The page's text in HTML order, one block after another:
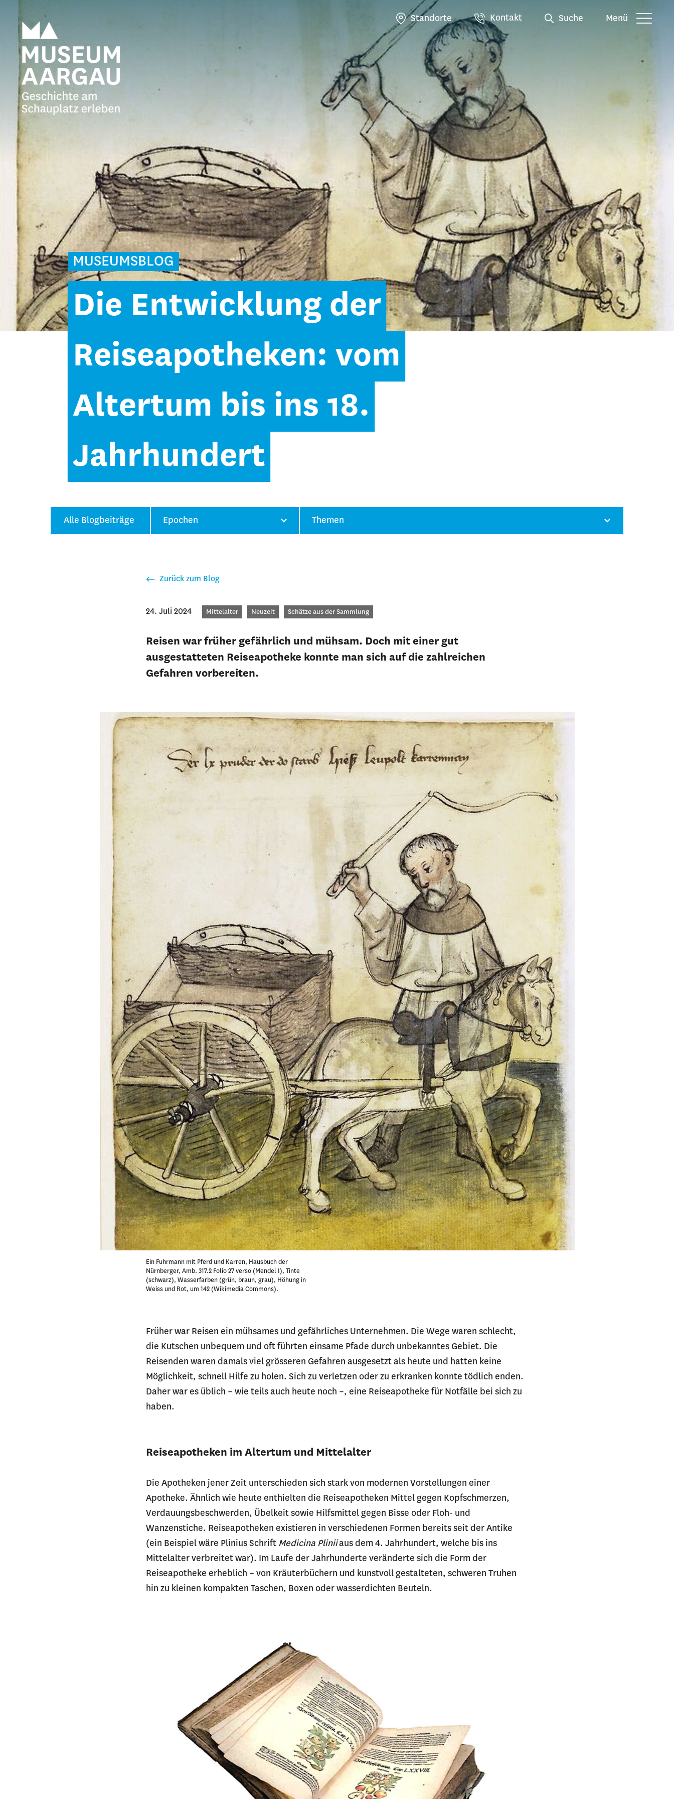
Standorte Kontakt Suche Menü
MUSEUMSBLOG
Die Entwicklung der
Reiseapotheken: vom
Altertum bis ins 18.
Jahrhundert
Alle Blogbeiträge Epochen Themen
Zurück zum Blog
24. Juli 2024 Kategorien
Mittelalter Neuzeit Schätze aus der Sammlung
Reisen war früher gefährlich und mühsam. Doch mit einer gut
ausgestatteten Reiseapotheke konnte man sich auf die zahlreichen
Gefahren vorbereiten.
Ein Fuhrmann mit Pferd und Karren, Hausbuch der
Nürnberger, Amb. 317.2 Folio 27 verso (Mendel I), Tinte
(schwarz), Wasserfarben (grün, braun, grau), Höhung in
Weiss und Rot, um 142 (Wikimedia Commons).
Früher war Reisen ein mühsames und gefährliches Unternehmen. Die Wege waren schlecht,
die Kutschen unbequem und oft führten einsame Pfade durch unbekanntes Gebiet. Die
Reisenden waren damals viel grösseren Gefahren ausgesetzt als heute und hatten keine
Möglichkeit, schnell Hilfe zu holen. Sich zu verletzen oder zu erkranken konnte tödlich enden.
Daher war es üblich – wie teils auch heute noch –, eine Reiseapotheke für Notfälle bei sich zu
haben.
Reiseapotheken im Altertum und Mittelalter
Die Apotheken jener Zeit unterschieden sich stark von modernen Vorstellungen einer
Apotheke. Ähnlich wie heute enthielten die Reiseapotheken Mittel gegen Kopfschmerzen,
Verdauungsbeschwerden, Übelkeit sowie Hilfsmittel gegen Bisse oder Floh- und
Wanzenstiche. Reiseapotheken existieren in verschiedenen Formen bereits seit der Antike
(ein Beispiel wäre Plinius Schrift Medicina Pliniiaus dem 4. Jahrhundert, welche bis ins
Mittelalter verbreitet war). Im Laufe der Jahrhunderte veränderte sich die Form der
Reiseapotheke erheblich – von Kräuterbüchern und kunstvoll gestalteten, schweren Truhen
hin zu kleinen kompakten Taschen, Boxen oder wasserdichten Beuteln.